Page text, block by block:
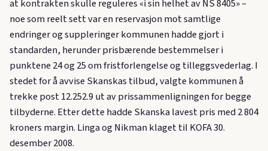
at kontrakten skulle reguleres «i sin helhet av NS 8405» –
noe som reelt sett var en reservasjon mot samtlige
endringer og suppleringer kommunen hadde gjort i
standarden, herunder prisbærende bestemmelser i
punktene 24 og 25 om fristforlengelse og tilleggsvederlag. I
stedet for å avvise Skanskas tilbud, valgte kommunen å
trekke post 12.252.9 ut av prissammenligningen for begge
tilbyderne. Etter dette hadde Skanska lavest pris med 2 804
kroners margin. Linga og Nikman klaget til KOFA 30.
desember 2008.